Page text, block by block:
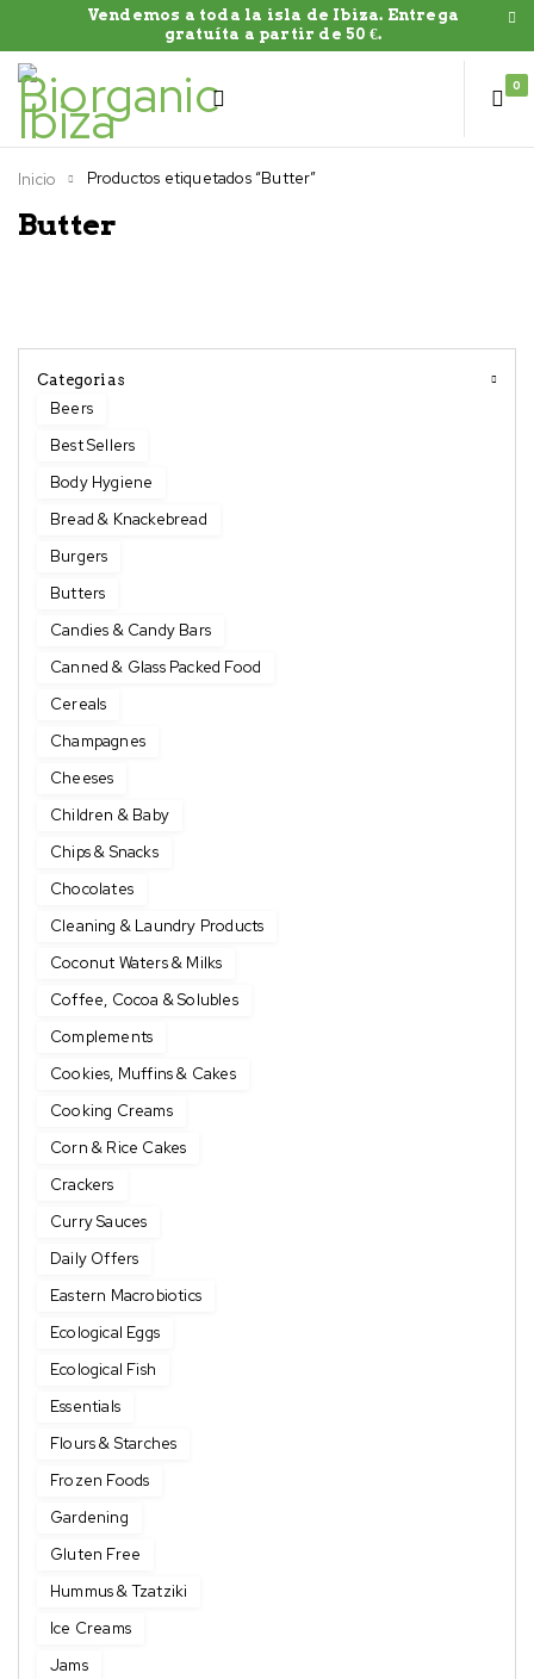
Vendemos a toda la isla de Ibiza. Entrega
gratuíta a partir de 50 €.
0
Butter
Inicio Productos etiquetados “Butter”
Categorias
Beers
Best Sellers
Body Hygiene
Bread & Knackebread
Burgers
Butters
Candies & Candy Bars
Canned & Glass Packed Food
Cereals
Champagnes
Cheeses
Children & Baby
Chips & Snacks
Chocolates
Cleaning & Laundry Products
Coconut Waters & Milks
Coffee, Cocoa & Solubles
Complements
Cookies, Muffins & Cakes
Cooking Creams
Corn & Rice Cakes
Crackers
Curry Sauces
Daily Offers
Eastern Macrobiotics
Ecological Eggs
Ecological Fish
Essentials
Flours & Starches
Frozen Foods
Gardening
Gluten Free
Hummus & Tzatziki
Ice Creams
Jams